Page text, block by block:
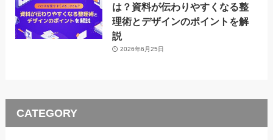
は？資料が伝わりやすくなる整
理術とデザインのポイントを解
説
2026年6月25日
CATEGORY